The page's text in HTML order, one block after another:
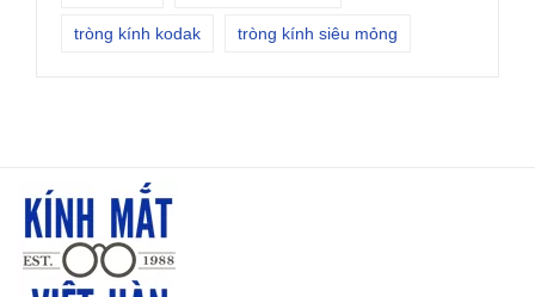
tròng kính kodak tròng kính siêu mỏng